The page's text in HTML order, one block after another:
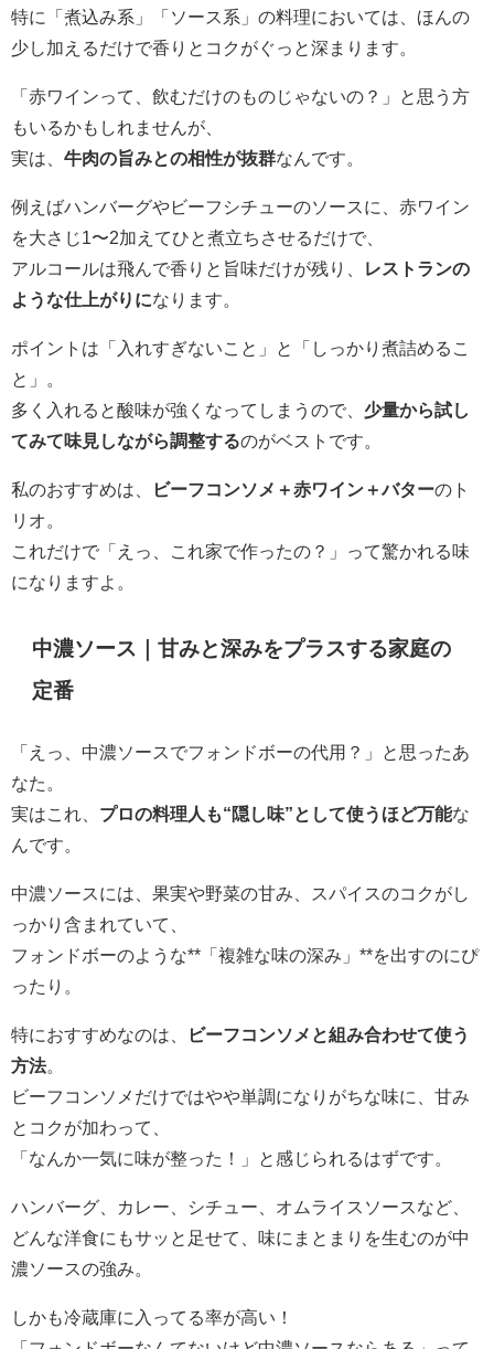
特に「煮込み系」「ソース系」の料理においては、ほんの
少し加えるだけで香りとコクがぐっと深まります。
「赤ワインって、飲むだけのものじゃないの？」と思う方
もいるかもしれませんが、
実は、 牛肉の旨みとの相性が抜群なんです。
例えばハンバーグやビーフシチューのソースに、赤ワイン
を大さじ1〜2加えてひと煮立ちさせるだけで、
アルコールは飛んで香りと旨味だけが残り、
レストランの
ような仕上がりになります。
ポイントは「入れすぎないこと」と「しっかり煮詰めるこ
と」。
多く入れると酸味が強くなってしまうので、 少量から試し
てみて味見しながら調整するのがベストです。
私のおすすめは、 ビーフコンソメ＋赤ワイン＋バターのト
リオ。
これだけで「えっ、これ家で作ったの？」って驚かれる味
になりますよ。
中濃ソース｜甘みと深みをプラスする家庭の
定番
「えっ、中濃ソースでフォンドボーの代用？」と思ったあ
なた。
実はこれ、 プロの料理人も“隠し味”として使うほど万能な
んです。
中濃ソースには、果実や野菜の甘み、スパイスのコクがし
っかり含まれていて、
フォンドボーのような**「複雑な味の深み」**を出すのにぴ
ったり。
特におすすめなのは、
ビーフコンソメと組み合わせて使う
方法。
ビーフコンソメだけではやや単調になりがちな味に、甘み
とコクが加わって、
「なんか一気に味が整った！」と感じられるはずです。
ハンバーグ、カレー、シチュー、オムライスソースなど、
どんな洋食にもサッと足せて、味にまとまりを生むのが中
濃ソースの強み。
しかも冷蔵庫に入ってる率が高い！